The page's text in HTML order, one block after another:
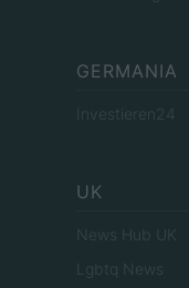
GERMANIA
Investieren24
UK
News Hub UK
Lgbtq News